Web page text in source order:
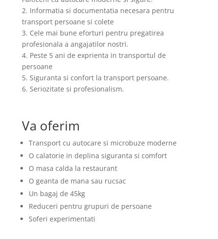
2. Informatia si documentatia necesara pentru
transport persoane si colete
3. Cele mai bune eforturi pentru pregatirea
profesionala a angajatilor nostri.
4. Peste 5 ani de exprienta in transportul de
persoane
5. Siguranta si confort la transport persoane.
6. Seriozitate si profesionalism.
Va oferim
Transport cu autocare si microbuze moderne
O calatorie in deplina siguranta si comfort
O masa calda la restaurant
O geanta de mana sau rucsac
Un bagaj de 45kg
Reduceri pentru grupuri de persoane
Soferi experimentati